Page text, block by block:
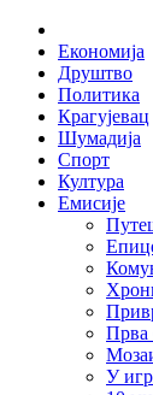
Skip
content
Економија
Друштво
Политика
Крагујевац
Шумадија
Спорт
Култура
Емисије
Прва
У